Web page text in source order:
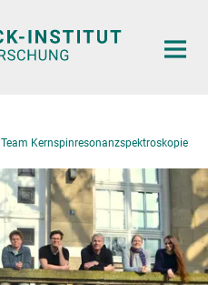
Team Kernspinresonanzspektroskopie